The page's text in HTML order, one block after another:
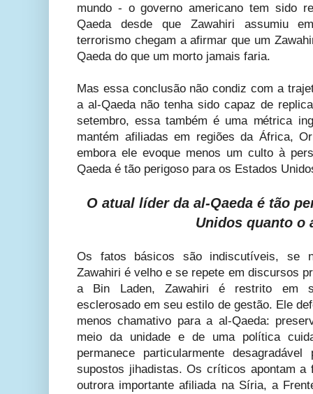
mundo - o governo americano tem sido
Qaeda desde que Zawahiri assumiu
terrorismo chegam a afirmar que um
Qaeda do que um morto jamais faria.
Mas essa conclusão não condiz com a
a al-Qaeda não tenha sido capaz de
setembro, essa também é uma métrica
mantém afiliadas em regiões da África,
embora ele evoque menos um culto à
Qaeda é tão perigoso para os Estados
O atual líder da al-Qaeda é tão
Unidos quanto o
Os fatos básicos são indiscutíveis, se
Zawahiri é velho e se repete em discursos
a Bin Laden, Zawahiri é restrito em
esclerosado em seu estilo de gestão. Ele
menos chamativo para a al-Qaeda:
meio da unidade e de uma política
permanece particularmente
supostos jihadistas. Os críticos apontam a
outrora importante afiliada na Síria, a